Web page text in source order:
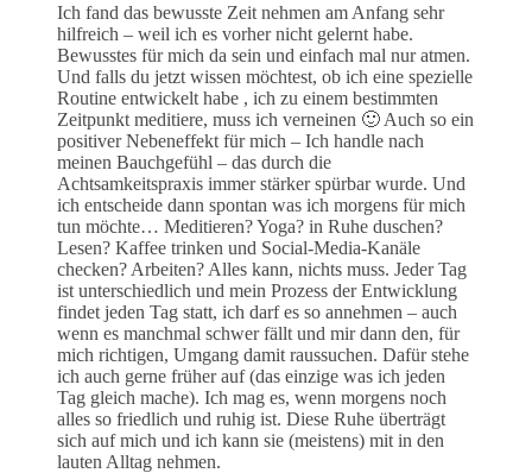
Ich fand das bewusste Zeit nehmen am Anfang sehr
hilfreich – weil ich es vorher nicht gelernt habe.
Bewusstes für mich da sein und einfach mal nur atmen.
Und falls du jetzt wissen möchtest, ob ich eine spezielle
Routine entwickelt habe , ich zu einem bestimmten
Zeitpunkt meditiere, muss ich verneinen 🙂 Auch so ein
positiver Nebeneffekt für mich – Ich handle nach
meinen Bauchgefühl – das durch die
Achtsamkeitspraxis immer stärker spürbar wurde. Und
ich entscheide dann spontan was ich morgens für mich
tun möchte… Meditieren? Yoga? in Ruhe duschen?
Lesen? Kaffee trinken und Social-Media-Kanäle
checken? Arbeiten? Alles kann, nichts muss. Jeder Tag
ist unterschiedlich und mein Prozess der Entwicklung
findet jeden Tag statt, ich darf es so annehmen – auch
wenn es manchmal schwer fällt und mir dann den, für
mich richtigen, Umgang damit raussuchen. Dafür stehe
ich auch gerne früher auf (das einzige was ich jeden
Tag gleich mache). Ich mag es, wenn morgens noch
alles so friedlich und ruhig ist. Diese Ruhe überträgt
sich auf mich und ich kann sie (meistens) mit in den
lauten Alltag nehmen.